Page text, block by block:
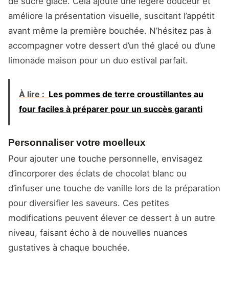
améliore la présentation visuelle, suscitant l’appétit
avant même la première bouchée. N’hésitez pas à
accompagner votre dessert d’un thé glacé ou d’une
limonade maison pour un duo estival parfait.
À lire : Les pommes de terre croustillantes au
four faciles à préparer pour un succès garanti
Personnaliser votre moelleux
Pour ajouter une touche personnelle, envisagez
d’incorporer des éclats de chocolat blanc ou
d’infuser une touche de vanille lors de la préparation
pour diversifier les saveurs. Ces petites
modifications peuvent élever ce dessert à un autre
niveau, faisant écho à de nouvelles nuances
gustatives à chaque bouchée.